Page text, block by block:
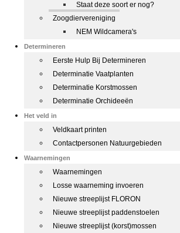
Staat deze soort er nog?
Zoogdiervereniging
NEM Wildcamera's
Determineren
Eerste Hulp Bij Determineren
Determinatie Vaatplanten
Determinatie Korstmossen
Determinatie Orchideeën
Het veld in
Veldkaart printen
Contactpersonen Natuurgebieden
Waarnemingen
Waarnemingen
Losse waarneming invoeren
Nieuwe streeplijst FLORON
Nieuwe streeplijst paddenstoelen
Nieuwe streeplijst (korst)mossen